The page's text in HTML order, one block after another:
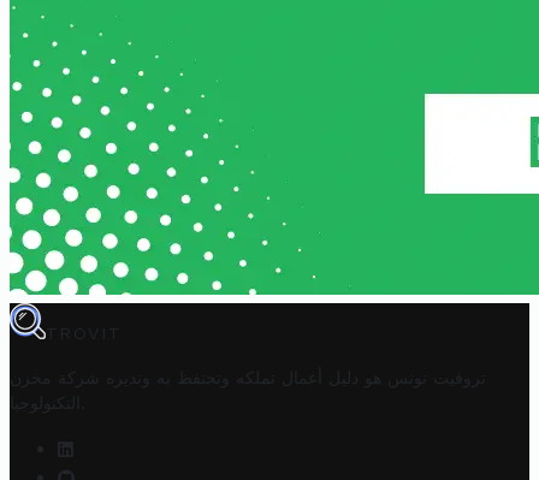
TROVIT
تروفيت تونس هو دليل أعمال تملكه وتحتفظ به وتديره
شركة مخزن
التكنولوجيا